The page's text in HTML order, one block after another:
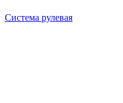
Система рулевая